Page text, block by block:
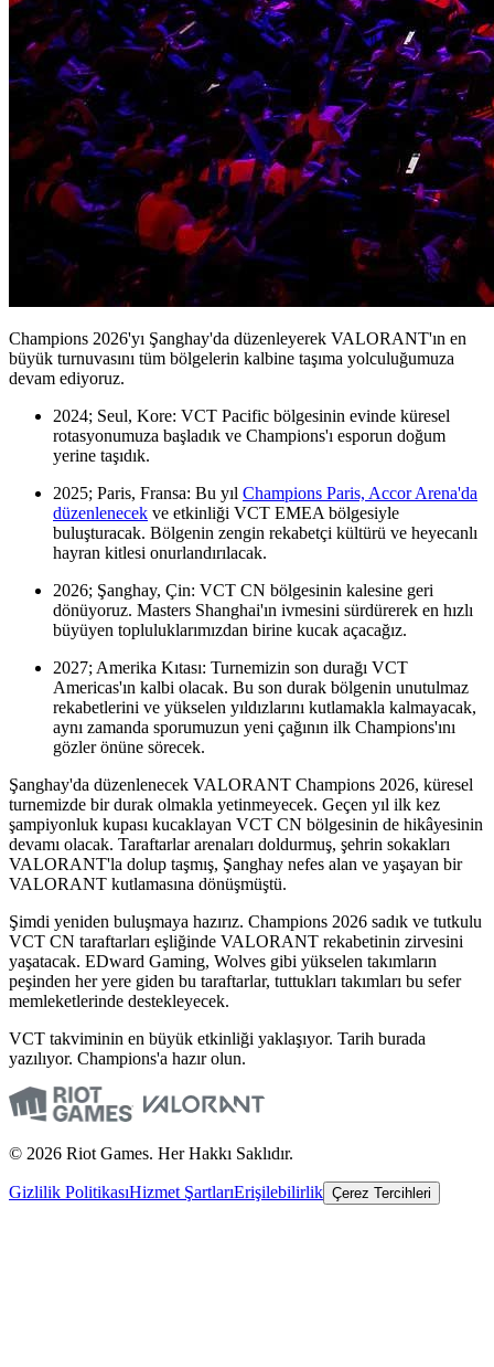
Champions 2026'yı Şanghay'da düzenleyerek VALORANT'ın en
büyük turnuvasını tüm bölgelerin kalbine taşıma yolculuğumuza
devam ediyoruz.
2024; Seul, Kore: VCT Pacific bölgesinin evinde küresel
rotasyonumuza başladık ve Champions'ı esporun doğum
yerine taşıdık.
2025; Paris, Fransa: Bu yıl Champions Paris, Accor Arena'da
düzenlenecek ve etkinliği VCT EMEA bölgesiyle
buluşturacak. Bölgenin zengin rekabetçi kültürü ve heyecanlı
hayran kitlesi onurlandırılacak.
2026; Şanghay, Çin: VCT CN bölgesinin kalesine geri
dönüyoruz. Masters Shanghai'ın ivmesini sürdürerek en hızlı
büyüyen topluluklarımızdan birine kucak açacağız.
2027; Amerika Kıtası: Turnemizin son durağı VCT
Americas'ın kalbi olacak. Bu son durak bölgenin unutulmaz
rekabetlerini ve yükselen yıldızlarını kutlamakla kalmayacak,
aynı zamanda sporumuzun yeni çağının ilk Champions'ını
gözler önüne sörecek.
Şanghay'da düzenlenecek VALORANT Champions 2026, küresel
turnemizde bir durak olmakla yetinmeyecek. Geçen yıl ilk kez
şampiyonluk kupası kucaklayan VCT CN bölgesinin de hikâyesinin
devamı olacak. Taraftarlar arenaları doldurmuş, şehrin sokakları
VALORANT'la dolup taşmış, Şanghay nefes alan ve yaşayan bir
VALORANT kutlamasına dönüşmüştü.
Şimdi yeniden buluşmaya hazırız. Champions 2026 sadık ve tutkulu
VCT CN taraftarları eşliğinde VALORANT rekabetinin zirvesini
yaşatacak. EDward Gaming, Wolves gibi yükselen takımların
peşinden her yere giden bu taraftarlar, tuttukları takımları bu sefer
memleketlerinde destekleyecek.
VCT takviminin en büyük etkinliği yaklaşıyor. Tarih burada
yazılıyor. Champions'a hazır olun.
© 2026 Riot Games. Her Hakkı Saklıdır.
Gizlilik PolitikasıHizmet ŞartlarıErişilebilirlik Çerez Tercihleri